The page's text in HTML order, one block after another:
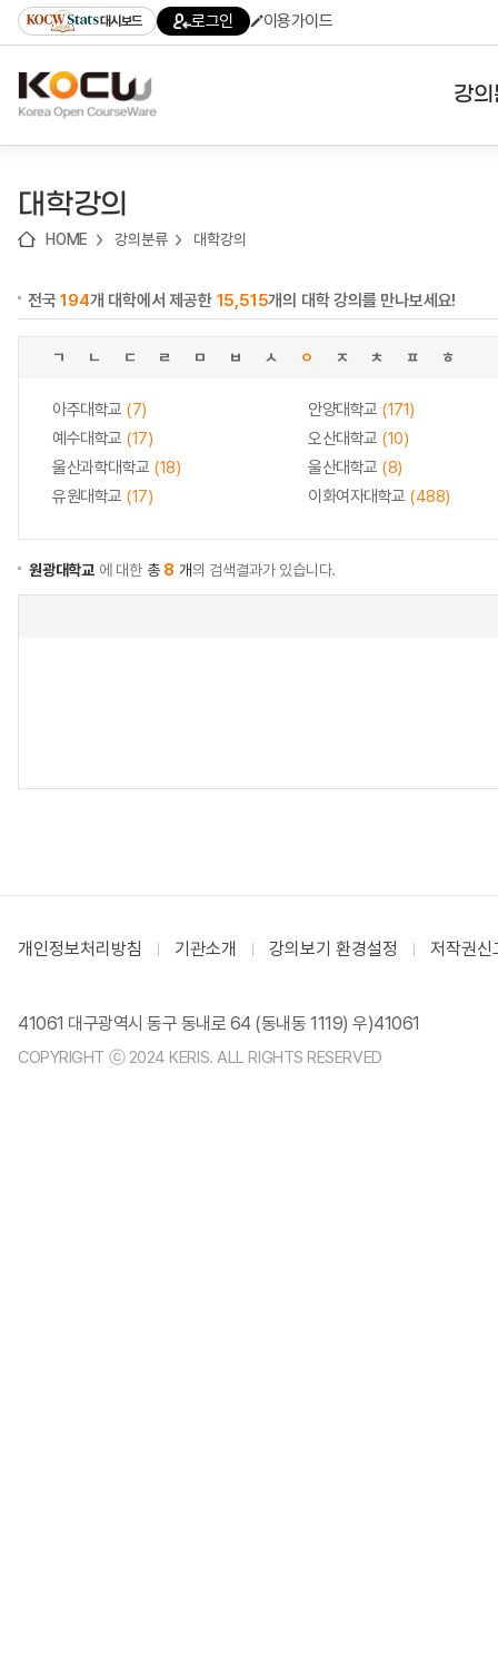
기
기
기
content)
가
대시보드 로그인 이용가이드
강
대학강의
HOME 강의분류 대학강의
전국194개 대학에서 제공한 15,515개의 대학 강의를 만나보세요!
ㄱ ㄴ ㄷ ㄹ ㅁ ㅂ ㅅ ㅇ ㅈ ㅊ ㅍ ㅎ
아주대학교 (7) 안양대학교 (171)
예수대학교 (17) 오산대학교 (10)
울산과학대학교 (18) 울산대학교 (8)
유원대학교 (17) 이화여자대학교 (488)
원광대학교 에 대한 총 8 개의 검색결과가 있습니다.
개인정보처리방침 기관소개 강의보기 환경설정 저작권신
41061 대구광역시 동구 동내로 64 (동내동 1119) 우)41061
COPYRIGHT ⓒ 2024 KERIS. ALL RIGHTS RESERVED